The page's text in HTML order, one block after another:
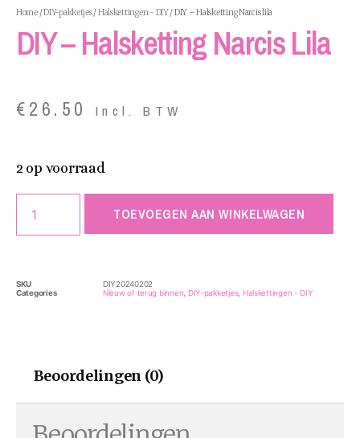
Home/DIY-pakketjes/Halskettingen - DIY/ DIY – Halsketting Narcis lila
DIY – Halsketting Narcis Lila
€26.50 Incl. BTW
2 op voorraad
TOEVOEGEN AAN WINKELWAGEN
SKU
DIY20240202
Categories
Nieuw of terug binnen DIY-pakketjes, Halskettingen - DIY
Beoordelingen (0)